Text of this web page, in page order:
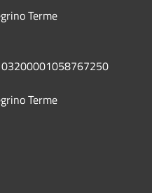
Terme
Terme